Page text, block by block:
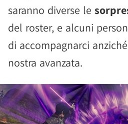
saranno diverse le
del roster, e alcuni
di accompagnarci
nostra avanzata.